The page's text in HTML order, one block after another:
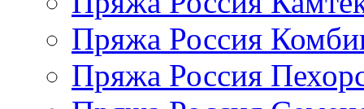
Пряжа Россия
Пряжа Россия